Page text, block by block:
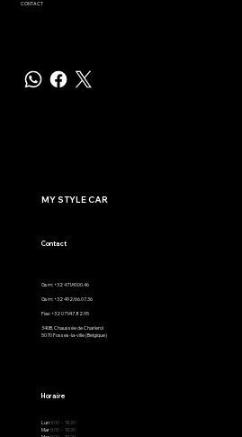
CONTACT
MY STYLE CAR
Contact
Gsm: +32 471/41.00.46
Gsm: +32 492/66.07.36
Fixe: +32 071/47.82.95
340B, Chaussée de Charleroi
5070 Fosses-la-ville (Belgique)
Horaire
Lun9:00 - 19:30
Mar9:00 - 19:30